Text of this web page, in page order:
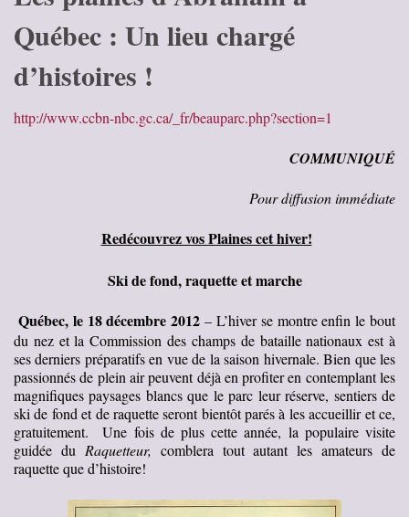
Québec : Un lieu chargé
d’histoires !
http://www.ccbn-nbc.gc.ca/_fr/beauparc.php?section=1
COMMUNIQUÉ
Pour diffusion immédiate
Redécouvrez vos Plaines cet hiver!
Ski de fond, raquette et marche
Québec, le 18 décembre 2012– L’hiver se montre enfin le bout
du nez et la Commission des champs de bataille nationaux est à
ses derniers préparatifs en vue de la saison hivernale. Bien que les
passionnés de plein air peuvent déjà en profiter en contemplant les
magnifiques paysages blancs que le parc leur réserve, sentiers de
ski de fond et de raquette seront bientôt parés à les accueillir et ce,
gratuitement. Une fois de plus cette année, la populaire visite
guidée du Raquetteur, comblera tout autant les amateurs de
raquette que d’histoire!